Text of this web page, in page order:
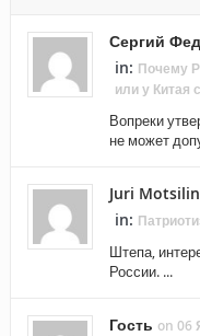
Сергий
in: Почему
или у Китая
Вопреки
не может
Juri Motsilin
in:
Штепа,
России. ...
Гость on 06